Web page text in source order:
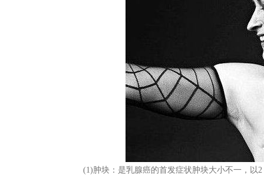
(1)肿块：是乳腺癌的首发症状肿块大小不一，以2